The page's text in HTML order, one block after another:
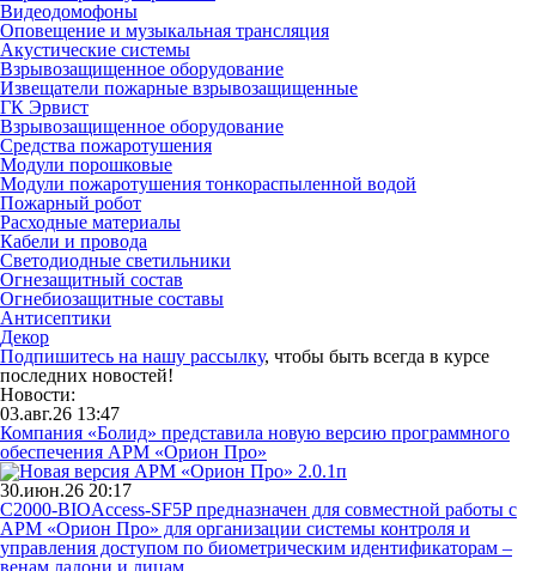
Видеодомофоны
Оповещение и музыкальная трансляция
Акустические системы
Взрывозащищенное оборудование
Извещатели пожарные взрывозащищенные
ГК Эрвист
Взрывозащищенное оборудование
Средства пожаротушения
Модули порошковые
Модули пожаротушения тонкораспыленной водой
Пожарный робот
Расходные материалы
Кабели и провода
Светодиодные светильники
Огнезащитный состав
Огнебиозащитные составы
Антисептики
Декор
Подпишитесь на нашу рассылку, чтобы быть всегда в курсе
последних новостей!
Новости:
03.авг.26 13:47
Компания «Болид» представила новую версию программного
обеспечения АРМ «Орион Про»
30.июн.26 20:17
С2000-BIOAccess-SF5P предназначен для совместной работы с
АРМ «Орион Про» для организации системы контроля и
управления доступом по биометрическим идентификаторам –
венам ладони и лицам.